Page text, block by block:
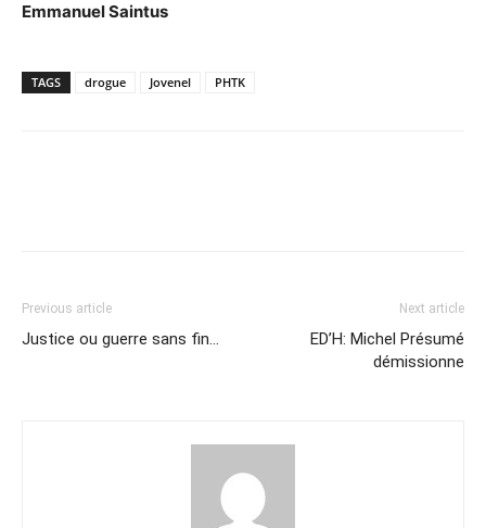
Emmanuel Saintus
TAGS drogue Jovenel PHTK
Previous article
Justice ou guerre sans fin…
Next article
ED’H: Michel Présumé
démissionne